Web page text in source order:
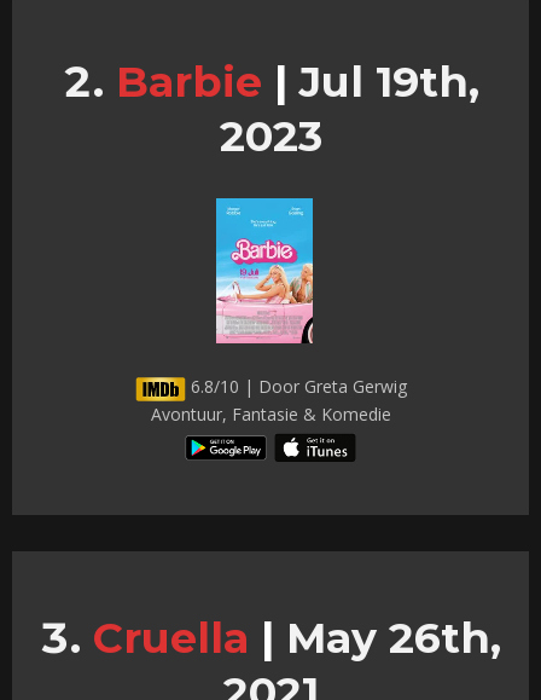
Barbie | Jul 19th,
2023
6.8/10 | Door Greta Gerwig
Avontuur, Fantasie & Komedie
Cruella | May 26th,